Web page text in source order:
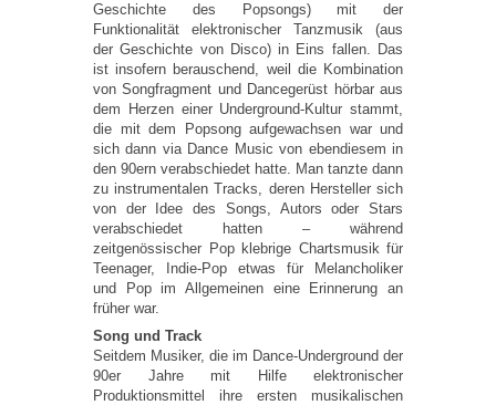
Geschichte des Popsongs) mit der
Funktionalität elektronischer Tanzmusik (aus
der Geschichte von Disco) in Eins fallen. Das
ist insofern berauschend, weil die Kombination
von Songfragment und Dancegerüst hörbar aus
dem Herzen einer Underground-Kultur stammt,
die mit dem Popsong aufgewachsen war und
sich dann via Dance Music von ebendiesem in
den 90ern verabschiedet hatte. Man tanzte dann
zu instrumentalen Tracks, deren Hersteller sich
von der Idee des Songs, Autors oder Stars
verabschiedet hatten – während
zeitgenössischer Pop klebrige Chartsmusik für
Teenager, Indie-Pop etwas für Melancholiker
und Pop im Allgemeinen eine Erinnerung an
früher war.
Song und Track
Seitdem Musiker, die im Dance-Underground der
90er Jahre mit Hilfe elektronischer
Produktionsmittel ihre ersten musikalischen